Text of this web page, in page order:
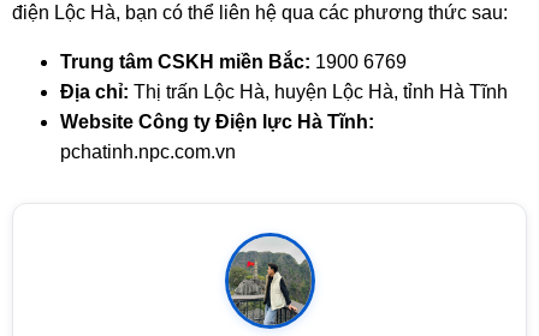
điện Lộc Hà, bạn có thể liên hệ qua các phương thức sau:
Trung tâm CSKH miền Bắc: 1900 6769
Địa chỉ: Thị trấn Lộc Hà, huyện Lộc Hà, tỉnh Hà Tĩnh
Website Công ty Điện lực Hà Tĩnh:
pchatinh.npc.com.vn